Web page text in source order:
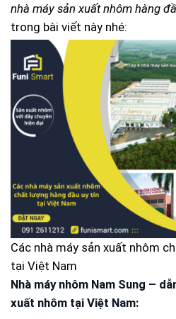
nhà máy sản xuất nhôm hàng
trong bài viết này nhé:
Các nhà máy sản xuất nhôm
tại Việt Nam
Nhà máy nhôm Nam Sung –
xuất nhôm tại Việt Nam: